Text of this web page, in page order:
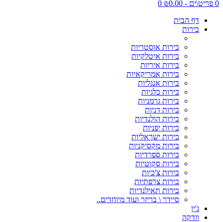
0 פריט\ים - ₪0.00
0
דף הבית
בירות
בירות אוסטריות
בירות איטלקיות
בירות איריות
בירות אמריקאיות
בירות אנגליות
בירות בלגיות
בירות גרמניות
בירות דניות
בירות הולנדיות
בירות יפניות
בירות ישראליות
בירות מקסיקניות
בירות ספרדיות
בירות סקוטיות
בירות צ'כיות
בירות צרפתיות
בירות תאילנדיות
סיידר \ בריזר ועוד מיוחדים..
ג'ין
וודקה